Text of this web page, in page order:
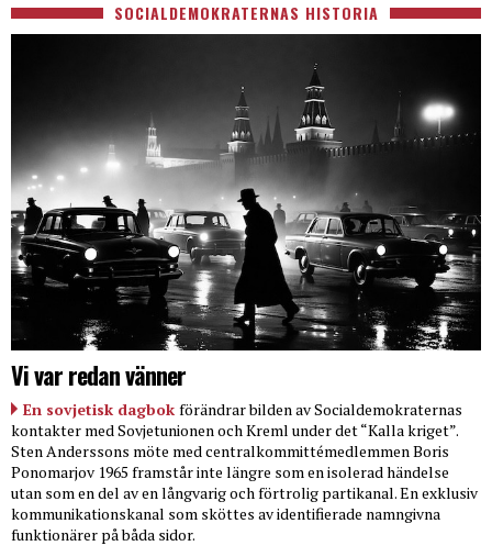
SOCIALDEMOKRATERNAS HISTORIA
Vi var redan vänner
En sovjetisk dagbok förändrar bilden av Socialdemokraternas
kontakter med Sovjetunionen och Kreml under det “Kalla kriget”.
Sten Anderssons möte med centralkommittémedlemmen Boris
Ponomarjov 1965 framstår inte längre som en isolerad händelse
utan som en del av en långvarig och förtrolig partikanal. En exklusiv
kommunikationskanal som sköttes av identifierade namngivna
funktionärer på båda sidor.